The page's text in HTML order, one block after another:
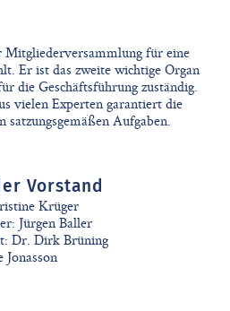
für eine
Er ist das zweite wichtige Organ
die Geschäftsführung zuständig.
vielen Experten garantiert die
Aufgaben.
Vorstand
Krüger
Jürgen Baller
Dr. Dirk Brüning